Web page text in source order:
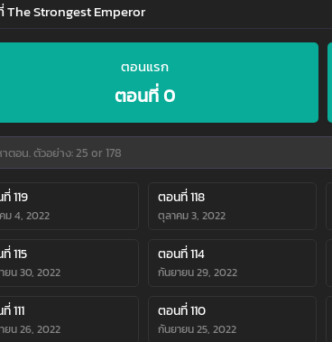
The Strongest Emperor
ตอนแรก
ตอนที่ 0
119
ม 4, 2022
ตอนที่ 118
ตุลาคม 3, 2022
115
ยน 30, 2022
ตอนที่ 114
กันยายน 29, 2022
111
ยน 26, 2022
ตอนที่ 110
กันยายน 25, 2022